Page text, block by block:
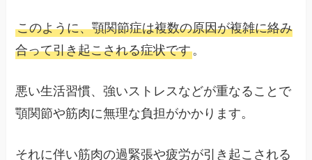
このように、顎関節症は複数の原因が複雑に絡み
合って引き起こされる症状です。
悪い生活習慣、強いストレスなどが重なることで
顎関節や筋肉に無理な負担がかかります。
それに伴い筋肉の過緊張や疲労が引き起こされる